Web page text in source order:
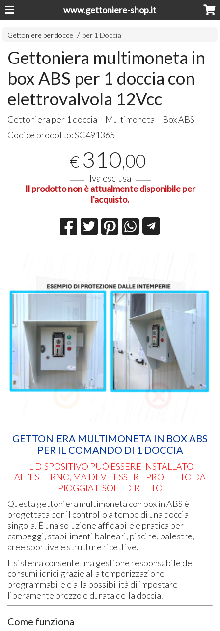
www.gettoniere-shop.it
Gettoniere per docce per 1 Doccia
Gettoniera multimoneta in
box ABS per 1 doccia con
elettrovalvola 12Vcc
Gettoniera per 1 doccia – Multimoneta – BoxABS
Codice prodotto:SC491365
€ 310,00
Iva esclusa
Il prodotto non è attualmente disponibile per
l'acquisto.
GETTONIERA MULTIMONETA IN BOX ABS
PER IL COMANDO DI 1 DOCCIA
IL DISPOSITIVO PUÒ ESSERE INSTALLATO
ALL’ESTERNO, MA DEVE ESSERE PROTETTO DA
PIOGGIA E SOLE DIRETTO
Questa gettoniera multimoneta con box in ABS è
progettata per il controllo a tempo di una doccia
singola. È una soluzione affidabile e pratica per
campeggi, stabilimenti balneari, piscine, palestre,
aree sportive e strutture ricettive.
Il sistema consente una gestione responsabile dei
consumi idrici grazie alla temporizzazione
programmabile e alla possibilità di impostare
liberamente prezzo e durata della doccia.
Come funziona